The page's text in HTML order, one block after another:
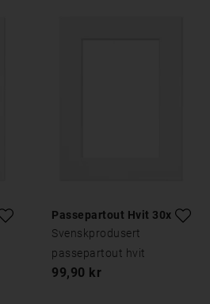
Passepartout Hvit 30x40
Svenskprodusert
passepartout hvit
99,90 kr